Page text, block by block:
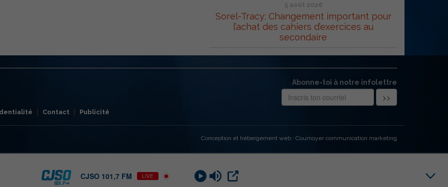
5 août 2026
Sorel-Tracy: Changement important pour
l’achat des cahiers d’exercices au
secondaire
Abonne-toi à notre infolettre
Contact Publicité
Conception et hébergement web : Cournoyer communication marketing
CJSO 101,7 FM LIVE